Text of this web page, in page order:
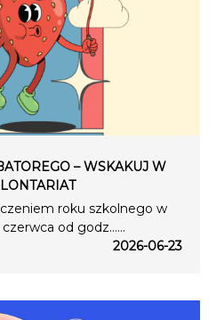
– WSKAKUJ W
roku szkolnego w
od godz…...
2026-06-23